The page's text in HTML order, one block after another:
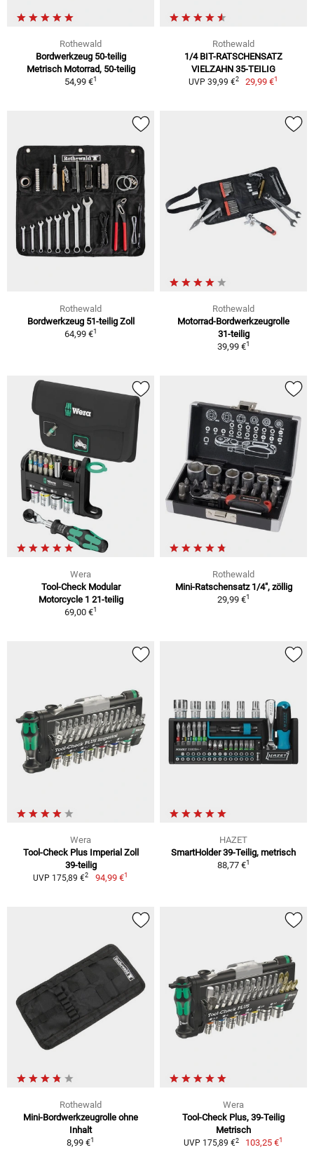
Rothewald
Bordwerkzeug 50-teilig
Metrisch Motorrad, 50-teilig
54,99 €1
Rothewald
1/4 BIT-RATSCHENSATZ
VIELZAHN 35-TEILIG
UVP 39,99 €2 29,99 €1
Rothewald
Bordwerkzeug 51-teilig Zoll
64,99 €1
Rothewald
Motorrad-Bordwerkzeugrolle
31-teilig
39,99 €1
Wera
Tool-Check Modular
Motorcycle 1 21-teilig
69,00 €1
Rothewald
Mini-Ratschensatz 1/4", zöllig
29,99 €1
Wera
Tool-Check Plus Imperial Zoll
39-teilig
UVP 175,89 €2 94,99 €1
HAZET
SmartHolder 39-Teilig, metrisch
88,77 €1
Rothewald
Mini-Bordwerkzeugrolle ohne
Inhalt
8,99 €1
Wera
Tool-Check Plus, 39-Teilig
Metrisch
UVP 175,89 €2 103,25 €1